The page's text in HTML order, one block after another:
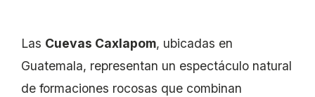
Las Cuevas Caxlapom, ubicadas en
Guatemala, representan un espectáculo natural
de formaciones rocosas que combinan